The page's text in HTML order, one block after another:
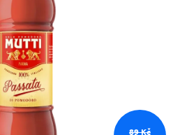
89 Kč